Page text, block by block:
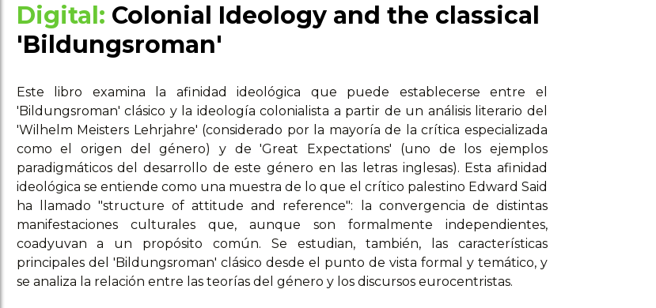
Digital: Colonial Ideology and the classical
'Bildungsroman'
Este libro examina la afinidad ideológica que puede establecerse entre el
'Bildungsroman' clásico y la ideología colonialista a partir de un análisis literario del
'Wilhelm Meisters Lehrjahre' (considerado por la mayoría de la crítica especializada
como el origen del género) y de 'Great Expectations' (uno de los ejemplos
paradigmáticos del desarrollo de este género en las letras inglesas). Esta afinidad
ideológica se entiende como una muestra de lo que el crítico palestino Edward Said
ha llamado "structure of attitude and reference": la convergencia de distintas
manifestaciones culturales que, aunque son formalmente independientes,
coadyuvan a un propósito común. Se estudian, también, las características
principales del 'Bildungsroman' clásico desde el punto de vista formal y temático, y
se analiza la relación entre las teorías del género y los discursos eurocentristas.